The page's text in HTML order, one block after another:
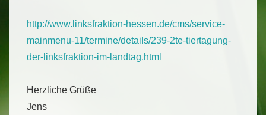
http://www.linksfraktion-hessen.de/cms/service-
mainmenu-11/termine/details/239-2te-tiertagung-
der-linksfraktion-im-landtag.html
Herzliche Grüße
Jens